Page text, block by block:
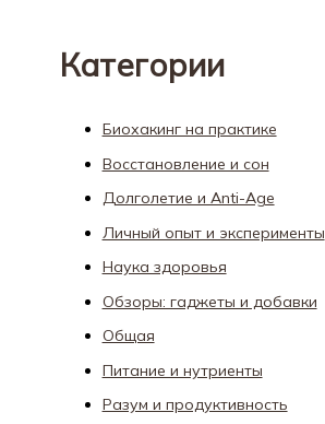
Категории
Биохакинг на практике
Восстановление и сон
Долголетие и Anti-Age
Личный опыт и эксперименты
Наука здоровья
Обзоры: гаджеты и добавки
Общая
Питание и нутриенты
Разум и продуктивность